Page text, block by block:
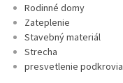
Rodinné domy
Zateplenie
Stavebný materiál
Strecha
presvetlenie podkrovia